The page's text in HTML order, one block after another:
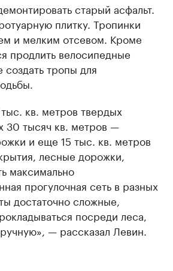
старый асфальт.
плитку. Тропинки
и мелким отсевом. Кроме
продлить велосипедные
тропы для
кв. метров твердых
30 тысяч кв. метров —
и еще 15 тыс. кв. метров
лесные дорожки,
максимально
прогулочная сеть в разных
достаточно сложные,
посреди леса,
— рассказал Левин.